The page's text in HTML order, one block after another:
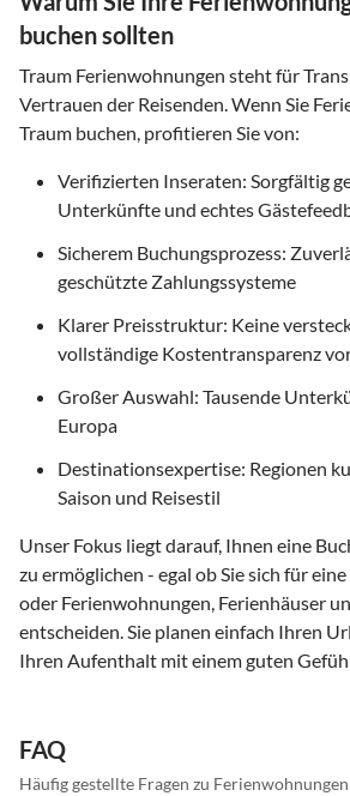
buchen sollten
Traum Ferienwohnungen steht für
Vertrauen der Reisenden. Wenn Sie
Traum buchen, profitieren Sie von:
Verifizierten Inseraten: Sorgfältig
Unterkünfte und echtes
Sicherem Buchungsprozess:
geschützte Zahlungssysteme
Klarer Preisstruktur: Keine
vollständige Kostentransparenz
Großer Auswahl: Tausende
Europa
Destinationsexpertise: Regionen
Saison und Reisestil
Unser Fokus liegt darauf, Ihnen eine
zu ermöglichen - egal ob Sie sich für eine
oder Ferienwohnungen, Ferienhäuser
entscheiden. Sie planen einfach Ihren
Ihren Aufenthalt mit einem guten
FAQ
Häufig gestellte Fragen zu